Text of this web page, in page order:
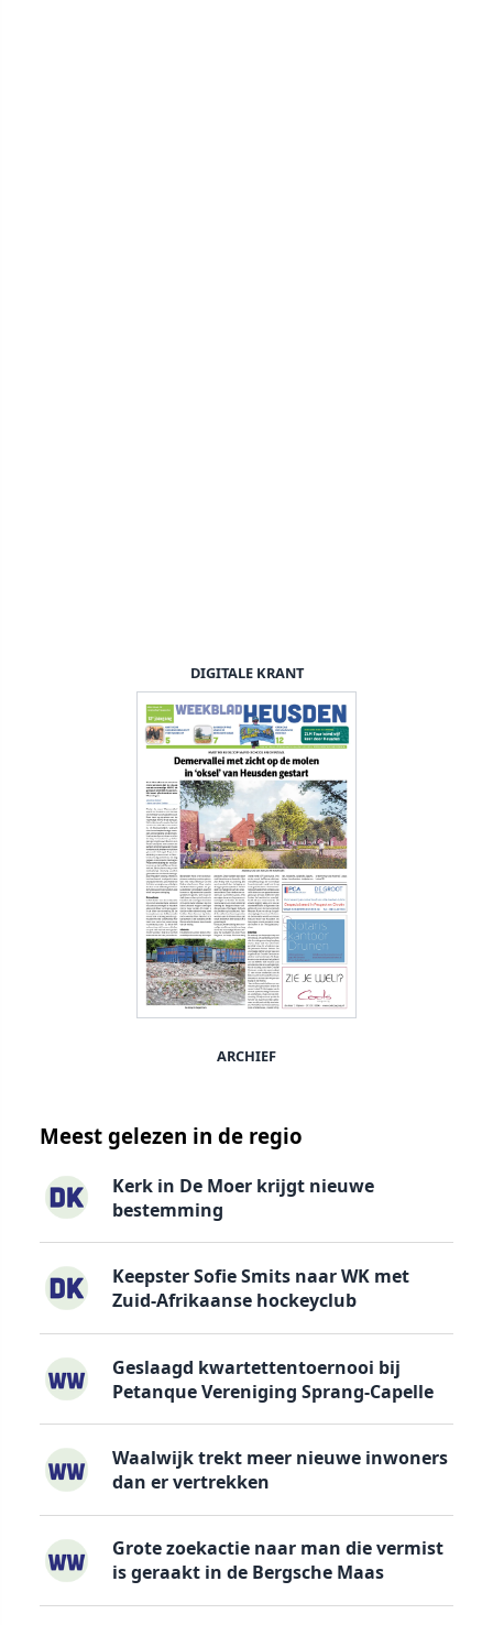
DIGITALE KRANT
ARCHIEF
Meest gelezen in de regio
Kerk in De Moer krijgt nieuwe
bestemming
Keepster Sofie Smits naar WK met
Zuid-Afrikaanse hockeyclub
Geslaagd kwartettentoernooi bij
Petanque Vereniging Sprang-Capelle
Waalwijk trekt meer nieuwe inwoners
dan er vertrekken
Grote zoekactie naar man die vermist
is geraakt in de Bergsche Maas